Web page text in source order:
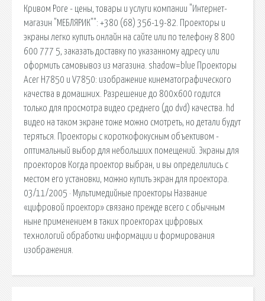
Кривом Роге - цены, товары и услуги компании "Интернет-
магазин "МЕБЛЯРИК"": +380 (68) 356-19-82. Проекторы и
экраны легко купить онлайн на сайте или по телефону 8 800
600 777 5, заказать доставку по указанному адресу или
оформить самовывоз из магазина. shadow=blue Проекторы
Acer H7850 и V7850: изображение кинематографического
качества в домашних. Разрешение до 800х600 годится
только для просмотра видео среднего (до dvd) качества. hd
видео на таком экране тоже можно смотреть, но детали будут
теряться. Проекторы с короткофокусным объективом -
оптимальный выбор для небольших помещений. Экраны для
проекторов Когда проектор выбран, и вы определились с
местом его установки, можно купить экран для проектора.
03/11/2005 · Мультимедийные проекторы Название
«цифровой проектор» связано прежде всего с обычным
ныне применением в таких проекторах цифровых
технологий обработки информации и формирования
изображения.